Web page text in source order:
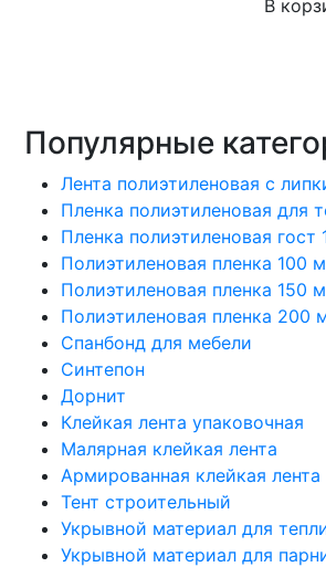
В
Популярные
Лента полиэтиленовая с
Пленка полиэтиленовая для
Пленка полиэтиленовая гост
Полиэтиленовая пленка 100
Полиэтиленовая пленка 150
Полиэтиленовая пленка 200
Спанбонд для мебели
Синтепон
Дорнит
Клейкая лента упаковочная
Малярная клейкая лента
Армированная клейкая лента
Тент строительный
Укрывной материал для
Укрывной материал для